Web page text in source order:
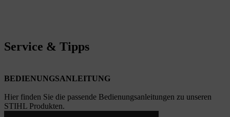
Service & Tipps
BEDIENUNGSANLEITUNG
Hier finden Sie die passende Bedienungsanleitungen zu unseren
STIHL Produkten.